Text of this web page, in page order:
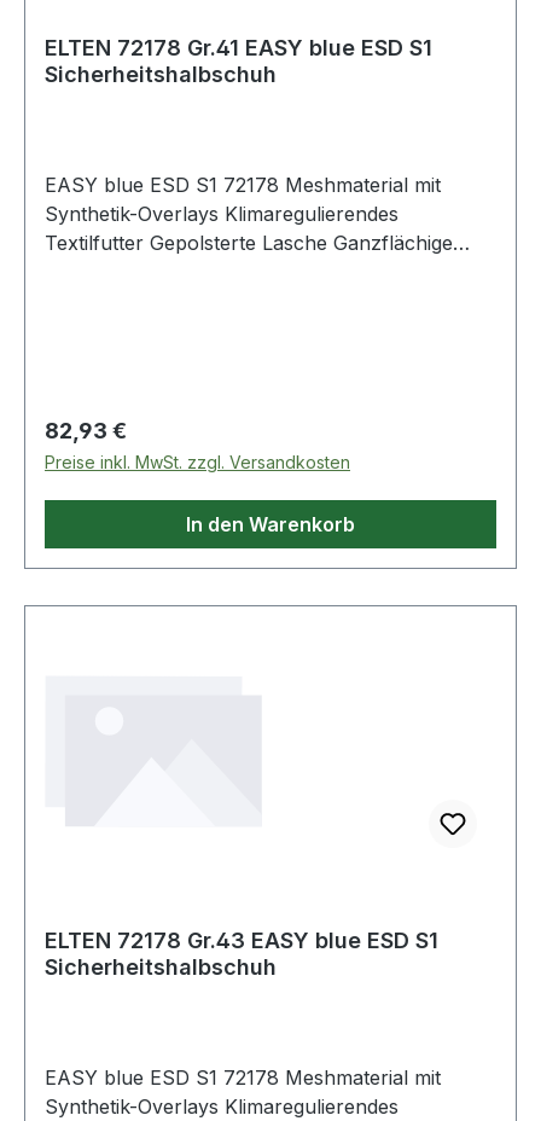
ELTEN 72178 Gr.41 EASY blue ESD S1
Sicherheitshalbschuh
EASY blue ESD S1 72178 Meshmaterial mit
Synthetik-Overlays Klimaregulierendes
Textilfutter Gepolsterte Lasche Ganzflächige
Regulärer Preis:
82,93 €
Preise inkl. MwSt. zzgl. Versandkosten
In den Warenkorb
ELTEN 72178 Gr.43 EASY blue ESD S1
Sicherheitshalbschuh
EASY blue ESD S1 72178 Meshmaterial mit
Synthetik-Overlays Klimaregulierendes